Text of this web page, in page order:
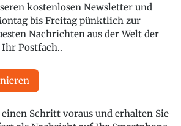
kostenlosen Newsletter und
bis Freitag pünktlich zur
Nachrichten aus der Welt der
Postfach..
Schritt voraus und erhalten Sie